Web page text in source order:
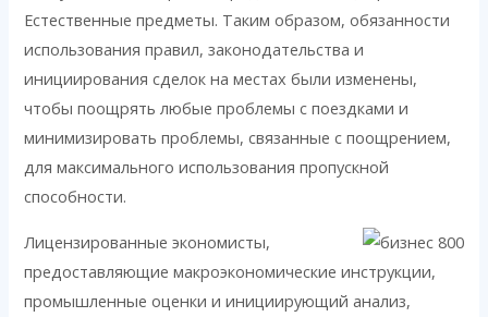
Естественные предметы. Таким образом, обязанности
использования правил, законодательства и
инициирования сделок на местах были изменены,
чтобы поощрять любые проблемы с поездками и
минимизировать проблемы, связанные с поощрением,
для максимального использования пропускной
способности.
Лицензированные экономисты,
предоставляющие макроэкономические инструкции,
промышленные оценки и инициирующий анализ,